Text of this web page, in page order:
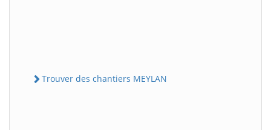
Trouver des chantiers MEYLAN